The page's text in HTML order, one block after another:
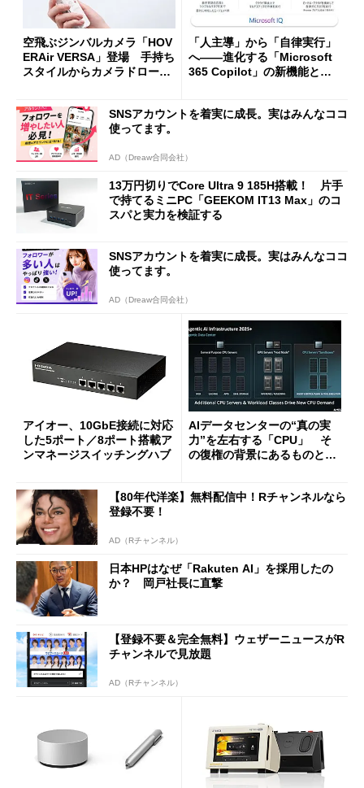
空飛ぶジンバルカメラ「HOV
ERAir VERSA」登場 手持ち
スタイルからカメラドローン
「人主導」から「自律実行」
へ――進化する「Microsoft
365 Copilot」の新機能とエ
SNSアカウントを着実に成長。実はみんなココ
使ってます。
AD（Dreaw合同会社）
13万円切りでCore Ultra 9 185H搭載！ 片手
で持てるミニPC「GEEKOM IT13 Max」のコ
スパと実力を検証する
SNSアカウントを着実に成長。実はみんなココ
使ってます。
AD（Dreaw合同会社）
アイオー、10GbE接続に対応
した5ポート／8ポート搭載ア
ンマネージスイッチングハブ
AIデータセンターの“真の実
力”を左右する「CPU」 そ
の復権の背景にあるものと
【80年代洋楽】無料配信中！Rチャンネルなら
登録不要！
AD（Rチャンネル）
日本HPはなぜ「Rakuten AI」を採用したの
か？ 岡戸社長に直撃
【登録不要＆完全無料】ウェザーニュースがR
チャンネルで見放題
AD（Rチャンネル）